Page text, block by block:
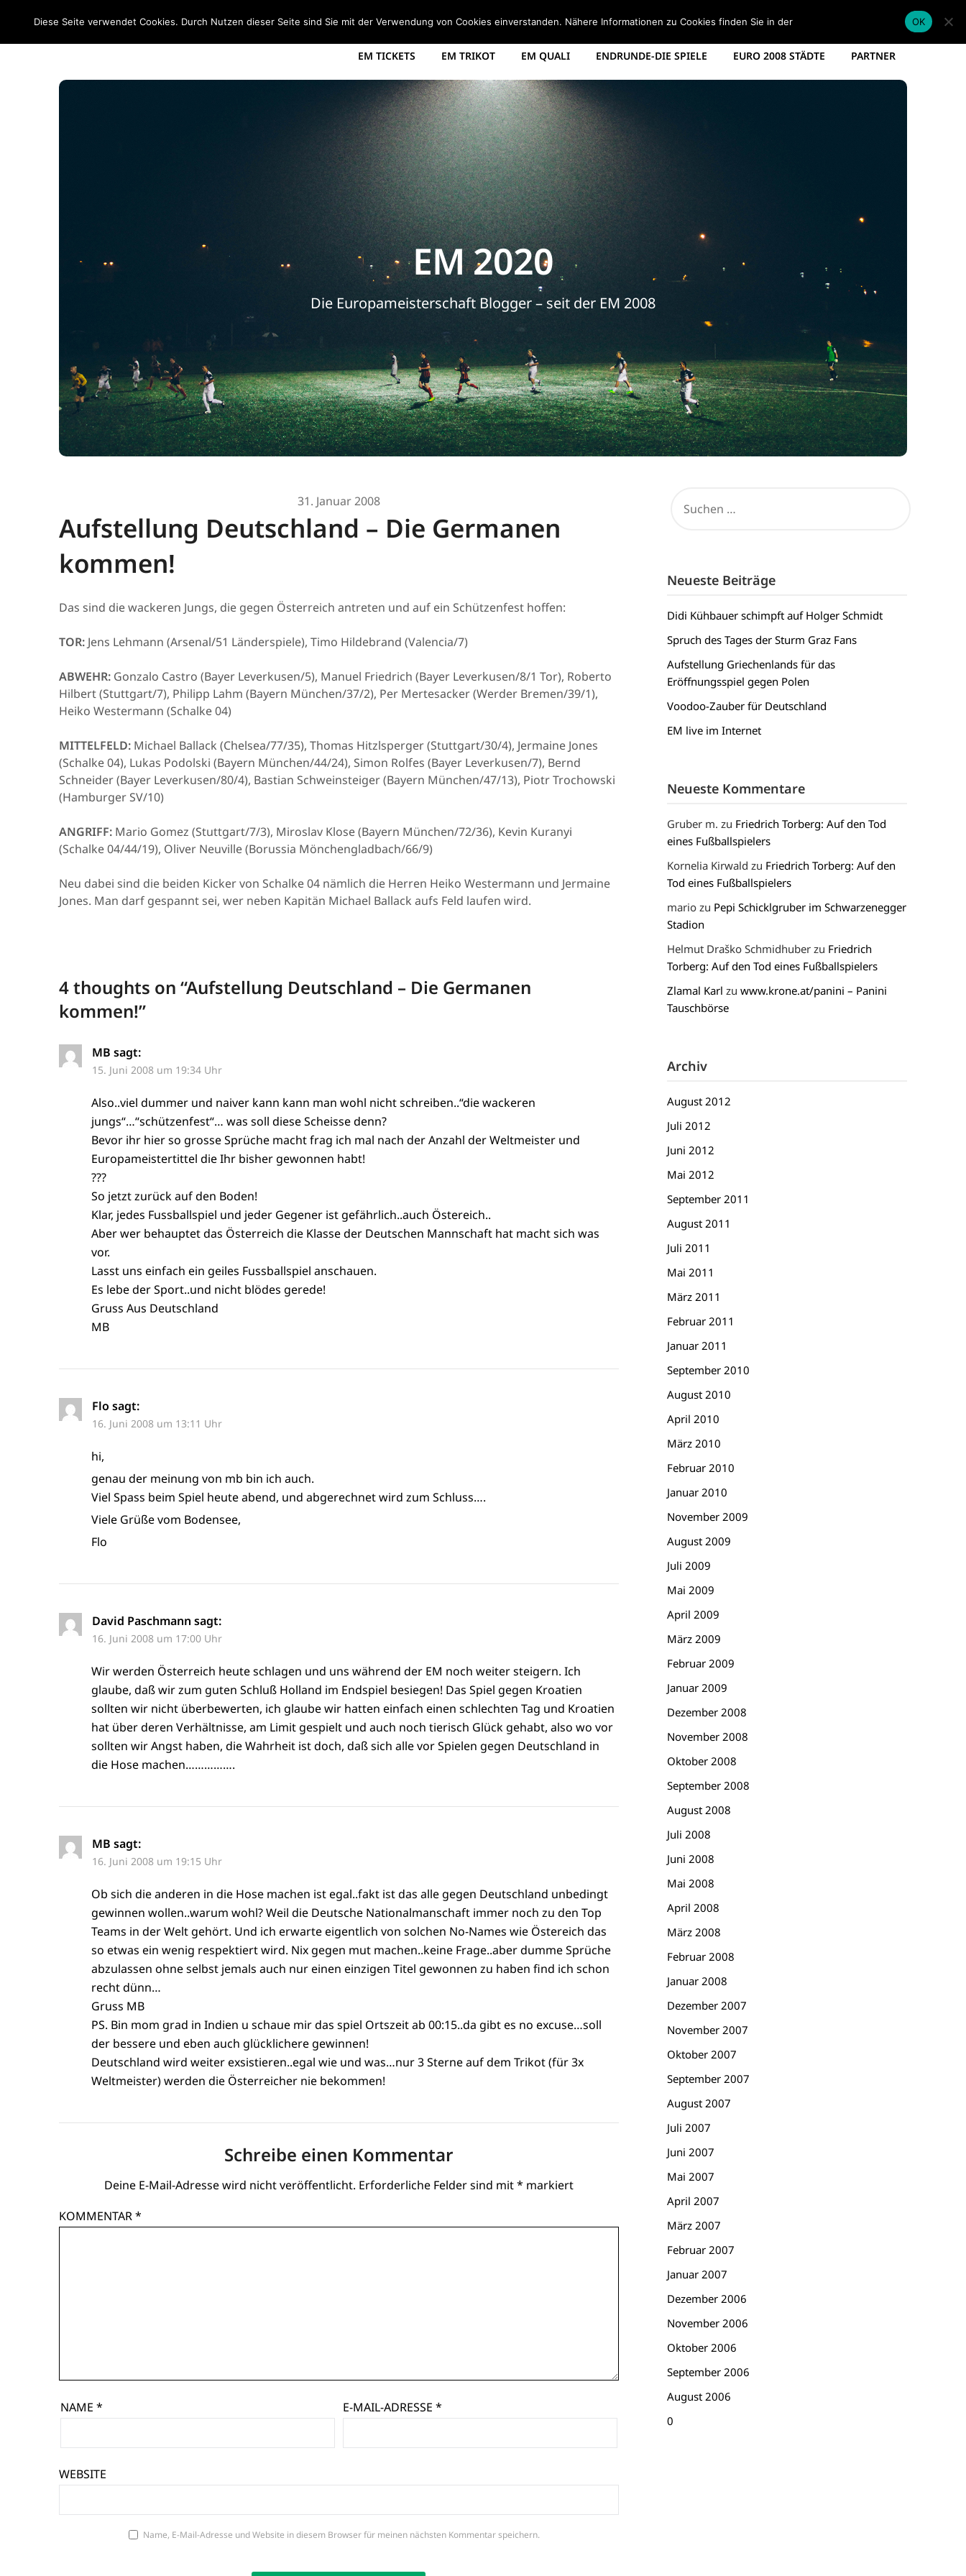
EM 2020 STARTSEITE EM 2008 TABELLE EM 2012 GRUPPEN EM KADER DEUTSCHLAND
EM TICKETS EM TRIKOT EM QUALI ENDRUNDE-DIE SPIELE EURO 2008 STÄDTE PARTNER
EM 2020
Die Europameisterschaft Blogger – seit der EM 2008
31. Januar 2008
Aufstellung Deutschland – Die Germanen
kommen!
Das sind die wackeren Jungs, die gegen Österreich antreten und auf ein Schützenfest hoffen:
TOR: Jens Lehmann (Arsenal/51 Länderspiele), Timo Hildebrand (Valencia/7)
ABWEHR: Gonzalo Castro (Bayer Leverkusen/5), Manuel Friedrich (Bayer Leverkusen/8/1 Tor), Roberto
Hilbert (Stuttgart/7), Philipp Lahm (Bayern München/37/2), Per Mertesacker (Werder Bremen/39/1),
Heiko Westermann (Schalke 04)
MITTELFELD: Michael Ballack (Chelsea/77/35), Thomas Hitzlsperger (Stuttgart/30/4), Jermaine Jones
(Schalke 04), Lukas Podolski (Bayern München/44/24), Simon Rolfes (Bayer Leverkusen/7), Bernd
Schneider (Bayer Leverkusen/80/4), Bastian Schweinsteiger (Bayern München/47/13), Piotr Trochowski
(Hamburger SV/10)
ANGRIFF: Mario Gomez (Stuttgart/7/3), Miroslav Klose (Bayern München/72/36), Kevin Kuranyi
(Schalke 04/44/19), Oliver Neuville (Borussia Mönchengladbach/66/9)
Neu dabei sind die beiden Kicker von Schalke 04 nämlich die Herren Heiko Westermann und Jermaine
Jones. Man darf gespannt sei, wer neben Kapitän Michael Ballack aufs Feld laufen wird.
4 thoughts on “Aufstellung Deutschland – Die Germanen
kommen!”
MB sagt:
15. Juni 2008 um 19:34 Uhr
Also..viel dummer und naiver kann kann man wohl nicht schreiben..“die wackeren
jungs“…“schützenfest“… was soll diese Scheisse denn?
Bevor ihr hier so grosse Sprüche macht frag ich mal nach der Anzahl der Weltmeister und
Europameistertittel die Ihr bisher gewonnen habt!
???
So jetzt zurück auf den Boden!
Klar, jedes Fussballspiel und jeder Gegener ist gefährlich..auch Östereich..
Aber wer behauptet das Österreich die Klasse der Deutschen Mannschaft hat macht sich was
vor.
Lasst uns einfach ein geiles Fussballspiel anschauen.
Es lebe der Sport..und nicht blödes gerede!
Gruss Aus Deutschland
MB
Flo sagt:
16. Juni 2008 um 13:11 Uhr
hi,
genau der meinung von mb bin ich auch.
Viel Spass beim Spiel heute abend, und abgerechnet wird zum Schluss….
Viele Grüße vom Bodensee,
Flo
David Paschmann sagt:
16. Juni 2008 um 17:00 Uhr
Wir werden Österreich heute schlagen und uns während der EM noch weiter steigern. Ich
glaube, daß wir zum guten Schluß Holland im Endspiel besiegen! Das Spiel gegen Kroatien
sollten wir nicht überbewerten, ich glaube wir hatten einfach einen schlechten Tag und Kroatien
hat über deren Verhältnisse, am Limit gespielt und auch noch tierisch Glück gehabt, also wo vor
sollten wir Angst haben, die Wahrheit ist doch, daß sich alle vor Spielen gegen Deutschland in
die Hose machen…………….
MB sagt:
16. Juni 2008 um 19:15 Uhr
Ob sich die anderen in die Hose machen ist egal..fakt ist das alle gegen Deutschland unbedingt
gewinnen wollen..warum wohl? Weil die Deutsche Nationalmanschaft immer noch zu den Top
Teams in der Welt gehört. Und ich erwarte eigentlich von solchen No-Names wie Östereich das
so etwas ein wenig respektiert wird. Nix gegen mut machen..keine Frage..aber dumme Sprüche
abzulassen ohne selbst jemals auch nur einen einzigen Titel gewonnen zu haben find ich schon
recht dünn…
Gruss MB
PS. Bin mom grad in Indien u schaue mir das spiel Ortszeit ab 00:15..da gibt es no excuse…soll
der bessere und eben auch glücklichere gewinnen!
Deutschland wird weiter exsistieren..egal wie und was…nur 3 Sterne auf dem Trikot (für 3x
Weltmeister) werden die Österreicher nie bekommen!
Schreibe einen Kommentar
Deine E-Mail-Adresse wird nicht veröffentlicht. Erforderliche Felder sind mit* markiert
KOMMENTAR*
NAME * E-MAIL-ADRESSE*
WEBSITE
Name, E-Mail-Adresse und Website in diesem Browser für meinen nächsten Kommentar speichern.
NACH:
Neueste Beiträge
Didi Kühbauer schimpft auf Holger Schmidt
Spruch des Tages der Sturm Graz Fans
Aufstellung Griechenlands für das
Eröffnungsspiel gegen Polen
Voodoo-Zauber für Deutschland
EM live im Internet
Neueste Kommentare
Gruber m. zu Friedrich Torberg: Auf den Tod
eines Fußballspielers
Kornelia Kirwald zu Friedrich Torberg: Auf den
Tod eines Fußballspielers
mariozu Pepi Schicklgruber im Schwarzenegger
Stadion
Helmut Draško Schmidhuberzu Friedrich
Torberg: Auf den Tod eines Fußballspielers
Zlamal Karl zu www.krone.at/panini – Panini
Tauschbörse
Archiv
August 2012
Juli 2012
Juni 2012
Mai 2012
September 2011
August 2011
Juli 2011
Mai 2011
März 2011
Februar 2011
Januar 2011
September 2010
August 2010
April 2010
März 2010
Februar 2010
Januar 2010
November 2009
August 2009
Juli 2009
Mai 2009
April 2009
März 2009
Februar 2009
Januar 2009
Dezember 2008
November 2008
Oktober 2008
September 2008
August 2008
Juli 2008
Juni 2008
Mai 2008
April 2008
März 2008
Februar 2008
Januar 2008
Dezember 2007
November 2007
Oktober 2007
September 2007
August 2007
Juli 2007
Juni 2007
Mai 2007
April 2007
März 2007
Februar 2007
Januar 2007
Dezember 2006
November 2006
Oktober 2006
September 2006
August 2006
0
Diese Seite verwendet Cookies. Durch Nutzen dieser Seite sind Sie mit der Verwendung von Cookies einverstanden. Nähere Informationen zu Cookies finden Sie in der OK